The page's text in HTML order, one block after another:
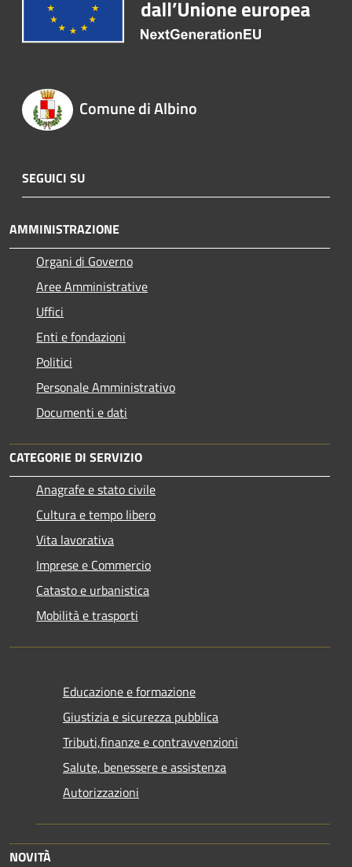
Comune di Albino
SEGUICI SU
AMMINISTRAZIONE
Organi di Governo
Aree Amministrative
Uffici
Enti e fondazioni
Politici
Personale Amministrativo
Documenti e dati
CATEGORIE DI SERVIZIO
Anagrafe e stato civile
Cultura e tempo libero
Vita lavorativa
Imprese e Commercio
Catasto e urbanistica
Mobilità e trasporti
Educazione e formazione
Giustizia e sicurezza pubblica
Tributi,finanze e contravvenzioni
Salute, benessere e assistenza
Autorizzazioni
NOVITÀ